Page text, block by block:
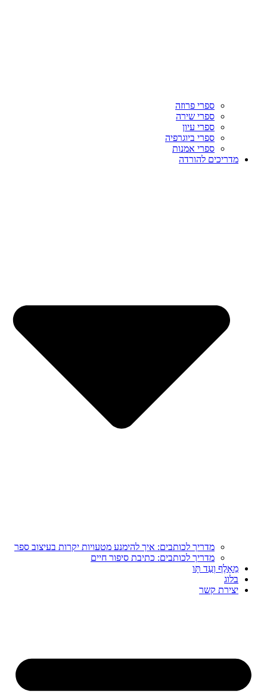
ספרי פרוזה
ספרי שירה
ספרי עיון
ספרי ביוגרפיה
ספרי אמנות
מדריכים להורדה
מדריך לכותבים: איך להימנע מטעויות יקרות בעיצוב ספר
מדריך לכותבים: כתיבת סיפור חיים
מֵאָלֶף וְעַד תָּו
בלוג
יצירת קשר